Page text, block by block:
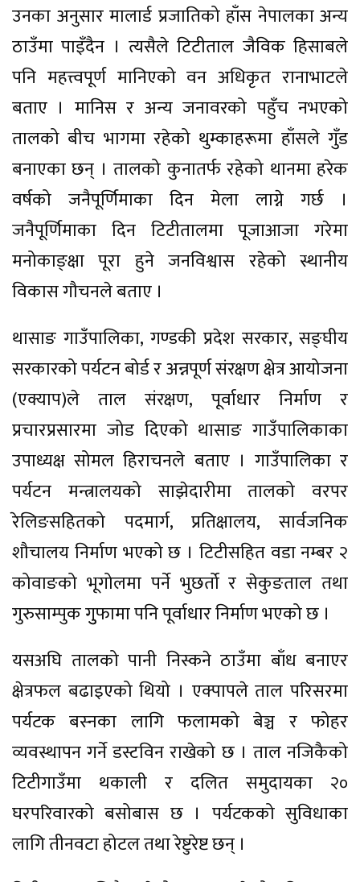
उनका अनुसार मालार्ड प्रजातिको हाँस नेपालका अन्य
ठाउँमा पाइँदैन । त्यसैले टिटीताल जैविक हिसाबले
पनि महत्त्वपूर्ण मानिएको वन अधिकृत रानाभाटले
बताए । मानिस र अन्य जनावरको पहुँच नभएको
तालको बीच भागमा रहेको थुम्काहरूमा हाँसले गुँड
बनाएका छन् । तालको कुनातर्फ रहेको थानमा हरेक
वर्षको जनैपूर्णिमाका दिन मेला लाग्ने गर्छ ।
जनैपूर्णिमाका दिन टिटीतालमा पूजाआजा गरेमा
मनोकाङ्क्षा पूरा हुने जनविश्वास रहेको स्थानीय
विकास गौचनले बताए ।
थासाङ गाउँपालिका, गण्डकी प्रदेश सरकार, सङ्घीय
सरकारको पर्यटन बोर्ड र अन्नपूर्ण संरक्षण क्षेत्र आयोजना
(एक्याप)ले ताल संरक्षण, पूर्वाधार निर्माण र
प्रचारप्रसारमा जोड दिएको थासाङ गाउँपालिकाका
उपाध्यक्ष सोमल हिराचनले बताए । गाउँपालिका र
पर्यटन मन्त्रालयको साझेदारीमा तालको वरपर
रेलिङसहितको पदमार्ग, प्रतिक्षालय, सार्वजनिक
शौचालय निर्माण भएको छ । टिटीसहित वडा नम्बर २
कोवाङको भूगोलमा पर्ने भुछर्तो र सेकुङताल तथा
गुरुसाम्पुक गुुफामा पनि पूर्वाधार निर्माण भएको छ ।
यसअघि तालको पानी निस्कने ठाउँमा बाँध बनाएर
क्षेत्रफल बढाइएको थियो । एक्पापले ताल परिसरमा
पर्यटक बस्नका लागि फलामको बेञ्च र फोहर
व्यवस्थापन गर्ने डस्टविन राखेको छ । ताल नजिकैको
टिटीगाउँमा थकाली र दलित समुदायका २०
घरपरिवारको बसोबास छ । पर्यटकको सुविधाका
लागि तीनवटा होटल तथा रेष्टुरेष्ट छन् ।